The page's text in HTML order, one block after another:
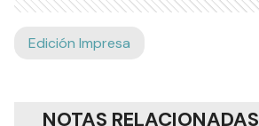
Edición Impresa
NOTAS RELACIONADAS